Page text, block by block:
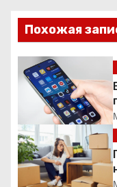
и
я
п
з
а
Похожая